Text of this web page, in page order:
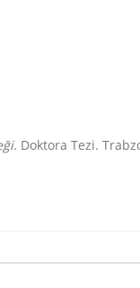
Doktora Tezi.